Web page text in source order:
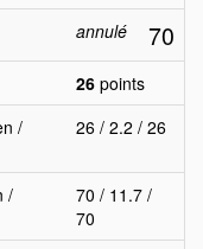
annulé 70
26 points
/
26 / 2.2 / 26
/
70 / 11.7 /
70